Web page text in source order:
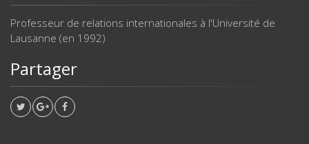
Professeur de relations internationales à l'Université de
Lausanne (en 1992)
Partager